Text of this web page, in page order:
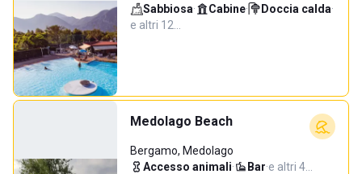
Sabbiosa· Cabine· Doccia calda·
e altri 12…
Medolago Beach
Bergamo, Medolago
Accesso animali· Bar·e altri 4…